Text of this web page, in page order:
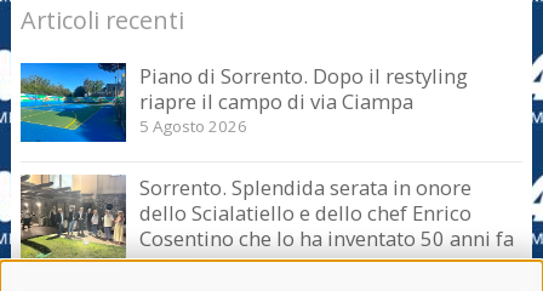
Articoli recenti
Piano di Sorrento. Dopo il restyling
riapre il campo di via Ciampa
5 Agosto 2026
Sorrento. Splendida serata in onore
dello Scialatiello e dello chef Enrico
Cosentino che lo ha inventato 50 anni fa
5 Agosto 2026